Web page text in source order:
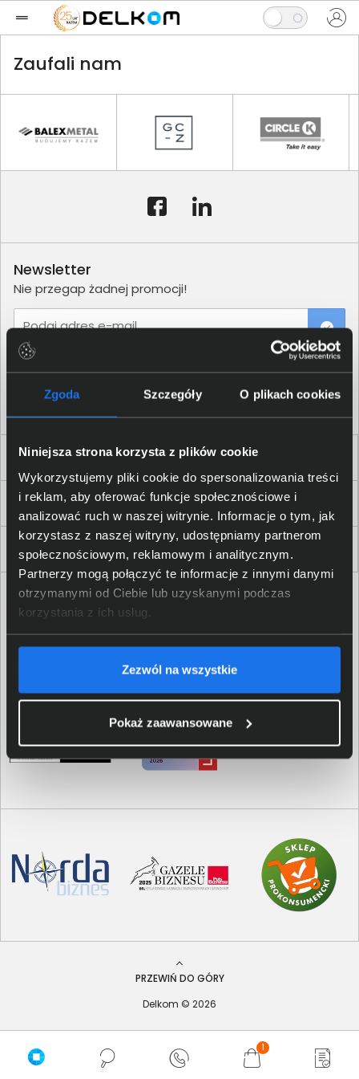
Zgoda Szczegóły O plikach cookies
Niniejsza strona korzysta z plików cookie
Wykorzystujemy pliki cookie do spersonalizowania treści
i reklam, aby oferować funkcje społecznościowe i
analizować ruch w naszej witrynie. Informacje o tym, jak
korzystasz z naszej witryny, udostępniamy partnerom
społecznościowym, reklamowym i analitycznym.
Partnerzy mogą połączyć te informacje z innymi danymi
otrzymanymi od Ciebie lub uzyskanymi podczas
korzystania z ich usług.
Zezwól na wszystkie
Pokaż zaawansowane
1
Zaufali nam
Dla Firm i Instytucji
Zakupy
Delkom 2000
Newsletter
Nie przegap żadnej promocji!
Podaj adres e-mail
PRZEWIŃ DO GÓRY
Delkom © 2026